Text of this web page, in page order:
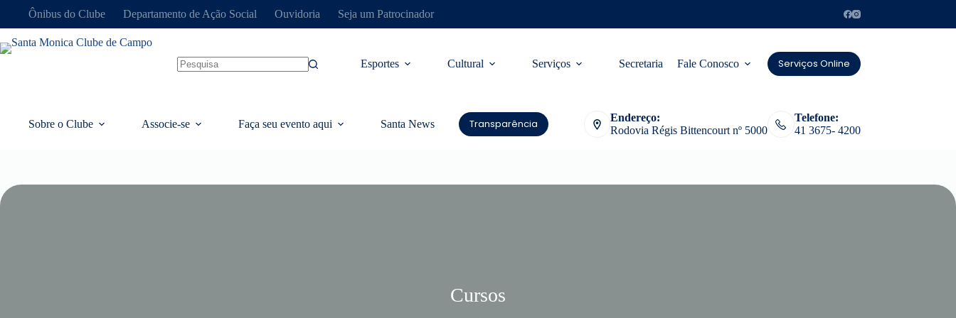
Ônibus do Clube Departamento de Ação Social Ouvidoria Seja um Patrocinador
Esportes Cultural Serviços Secretaria Fale Conosco Serviços Online
Sobre o Clube Associe-se Faça seu evento aqui Santa News Transparência
Endereço:
Rodovia Régis Bittencourt nº 5000
Telefone:
41 3675- 4200
Cursos